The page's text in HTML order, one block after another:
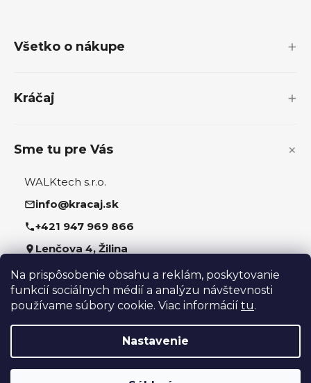
Na prispôsobenie obsahu a reklám, poskytovanie
funkcií sociálnych médií a analýzu návštevnosti
používame súbory cookie. Viac informácií tu.
Nastavenie
Všetko o nákupe
Kráčaj
Sme tu pre Vás
WALKtech s.r.o.
info@kracaj.sk
+421 947 969 866
Lenčova 4, Žilina
Sledujte nás
Vytvoril Shoptet